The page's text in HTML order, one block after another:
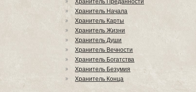
Хранитель Преданности
Хранитель Начала
Хранитель Карты
Хранитель Жизни
Хранитель Души
Хранитель Вечности
Хранитель Богатства
Хранитель Безумия
Хранитель Конца